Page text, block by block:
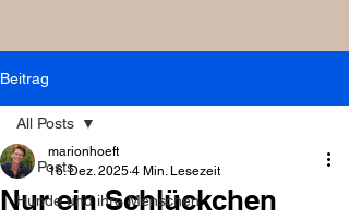
Beitrag
All Posts
Hunde und ihre Menschen
All Posts
Nur ein Schlückchen
marionhoeft
16. Dez. 2025 4 Min. Lesezeit